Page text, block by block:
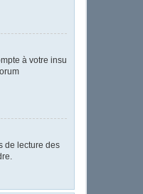
à votre insu
de lecture des